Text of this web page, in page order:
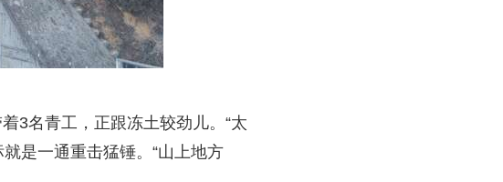
3名青工，正跟冻土较劲儿。“太
是一通重击猛锤。“山上地方